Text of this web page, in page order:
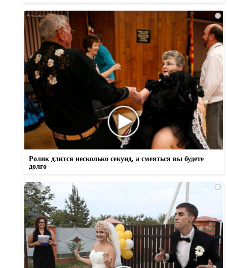
i
Ролик длится несколько секунд, а смеяться вы будете
долго
i